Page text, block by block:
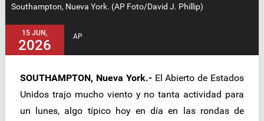
Southampton, Nueva York. (AP Foto/David J. Phillip)
15 JUN,
2026
AP
SOUTHAMPTON, Nueva York.- El Abierto de Estados
Unidos trajo mucho viento y no tanta actividad para
un lunes, algo típico hoy en día en las rondas de